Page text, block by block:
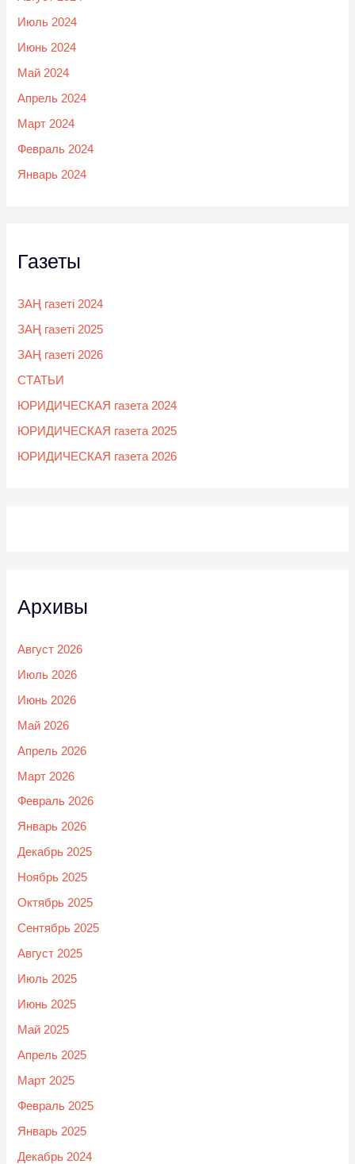
Июль 2024
Июнь 2024
Май 2024
Апрель 2024
Март 2024
Февраль 2024
Январь 2024
Газеты
ЗАҢ газеті 2024
ЗАҢ газеті 2025
ЗАҢ газеті 2026
СТАТЬИ
ЮРИДИЧЕСКАЯ газета 2024
ЮРИДИЧЕСКАЯ газета 2025
ЮРИДИЧЕСКАЯ газета 2026
Архивы
Август 2026
Июль 2026
Июнь 2026
Май 2026
Апрель 2026
Март 2026
Февраль 2026
Январь 2026
Декабрь 2025
Ноябрь 2025
Октябрь 2025
Сентябрь 2025
Август 2025
Июль 2025
Июнь 2025
Май 2025
Апрель 2025
Март 2025
Февраль 2025
Январь 2025
Декабрь 2024